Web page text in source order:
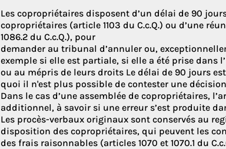
Les copropriétaires disposent d’un délai de 90
copropriétaires (article 1103 du C.c.Q.) ou d’une
1086.2 du C.c.Q.), pour
demander au tribunal d’annuler ou,
exemple si elle est partiale, si elle a été prise dans
ou au mépris de leurs droits Le délai de 90 jours
quoi il n'est plus possible de contester une
Dans le cas d’une assemblée de copropriétaires,
additionnel, à savoir si une erreur s’est produite
Les procès-verbaux originaux sont conservés au
disposition des copropriétaires, qui peuvent les
des frais raisonnables (articles 1070 et 1070.1 du